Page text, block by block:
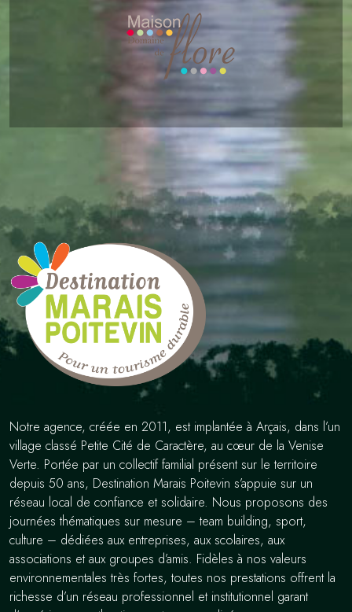
Notre agence, créée en 2011, est implantée à Arçais, dans l’un
village classé Petite Cité de Caractère, au cœur de la Venise
Verte. Portée par un collectif familial présent sur le territoire
depuis 50 ans, Destination Marais Poitevin s’appuie sur un
réseau local de confiance et solidaire. Nous proposons des
journées thématiques sur mesure – team building, sport,
culture – dédiées aux entreprises, aux scolaires, aux
associations et aux groupes d’amis. Fidèles à nos valeurs
environnementales très fortes, toutes nos prestations offrent la
richesse d’un réseau professionnel et institutionnel garant